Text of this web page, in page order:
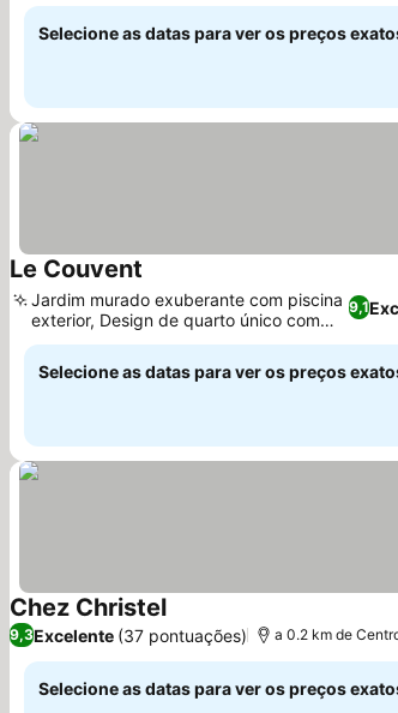
Selecione as datas para ver os preços
Le Couvent
9,1
Jardim murado exuberante com piscina
exterior, Design de quarto único com
música
Selecione as datas para ver os preços
Chez ChristelVer preços
9,3Excelente (37 pontuações) a 0.2 km de
Selecione as datas para ver os preços